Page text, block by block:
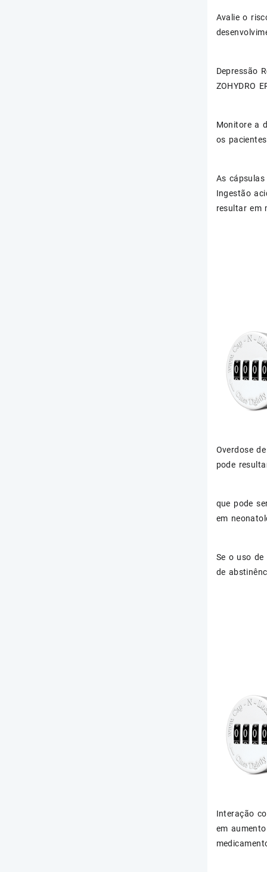
Avalie o
Depressão
ZOHYDRO
Monitore a
os
As
Ingestão
resultar em
Overdose
pode
que pode
em
Se o uso
de
Interação
em